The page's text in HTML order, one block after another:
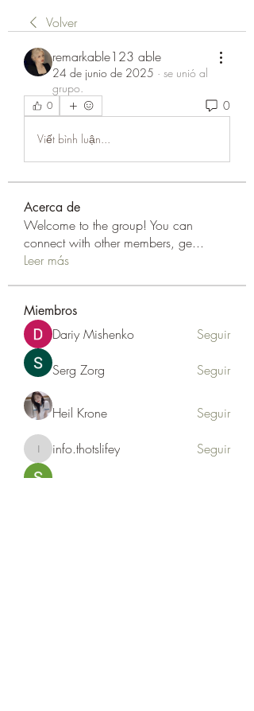
Volver
remarkable123 able
24 de junio de 2025 · se unió al
grupo.
0 0
Viết bình luận...
Acerca de
Welcome to the group! You can
connect with other members, ge...
Leer más
Miembros
Dariy Mishenko Seguir
Serg Zorg Seguir
Heil Krone Seguir
info.thotslifey
info.thotslifey Seguir